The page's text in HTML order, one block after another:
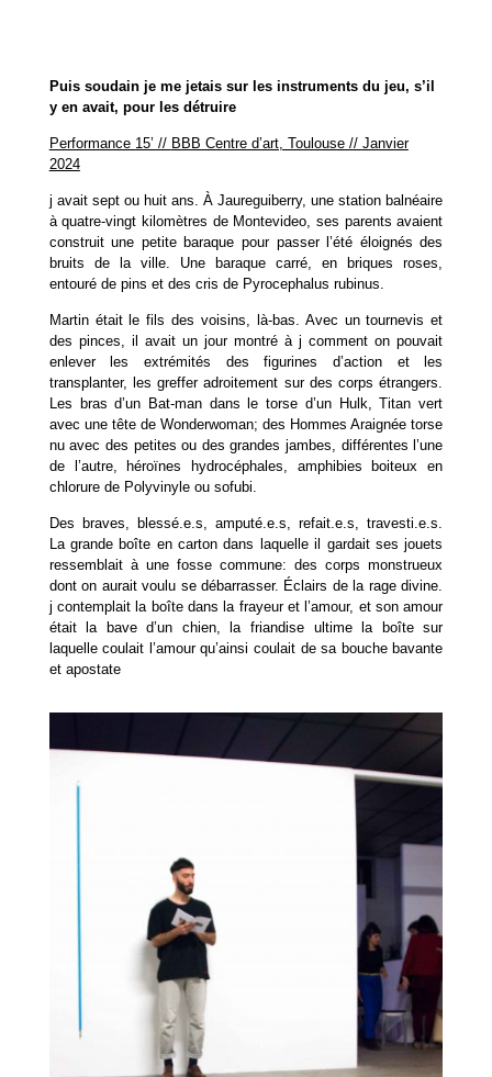
Puis soudain je me jetais sur les instruments du jeu, s’il
y en avait, pour les détruire
Performance 15’ // BBB Centre d’art, Toulouse // Janvier
2024
j avait sept ou huit ans. À Jaureguiberry, une station balnéaire
à quatre-vingt kilomètres de Montevideo, ses parents avaient
construit une petite baraque pour passer l’été éloignés des
bruits de la ville. Une baraque carré, en briques roses,
entouré de pins et des cris de Pyrocephalus rubinus.
Martin était le fils des voisins, là-bas. Avec un tournevis et
des pinces, il avait un jour montré à j comment on pouvait
enlever les extrémités des figurines d’action et les
transplanter, les greffer adroitement sur des corps étrangers.
Les bras d’un Bat-man dans le torse d’un Hulk, Titan vert
avec une tête de Wonderwoman; des Hommes Araignée torse
nu avec des petites ou des grandes jambes, différentes l’une
de l’autre, héroïnes hydrocéphales, amphibies boiteux en
chlorure de Polyvinyle ou sofubi.
Des braves, blessé.e.s, amputé.e.s, refait.e.s, travesti.e.s.
La grande boîte en carton dans laquelle il gardait ses jouets
ressemblait à une fosse commune: des corps monstrueux
dont on aurait voulu se débarrasser. Éclairs de la rage divine.
j contemplait la boîte dans la frayeur et l’amour, et son amour
était la bave d’un chien, la friandise ultime la boîte sur
laquelle coulait l’amour qu’ainsi coulait de sa bouche bavante
et apostate